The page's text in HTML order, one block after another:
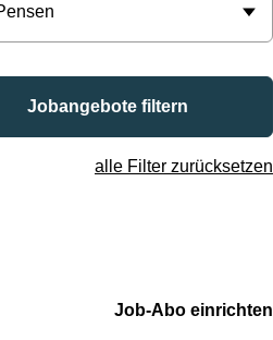
Jobangebote filtern
alle Filter zurücksetzen
Job-Abo einrichten